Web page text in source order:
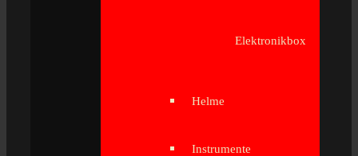
Elektronikbox
Helme
Instrumente